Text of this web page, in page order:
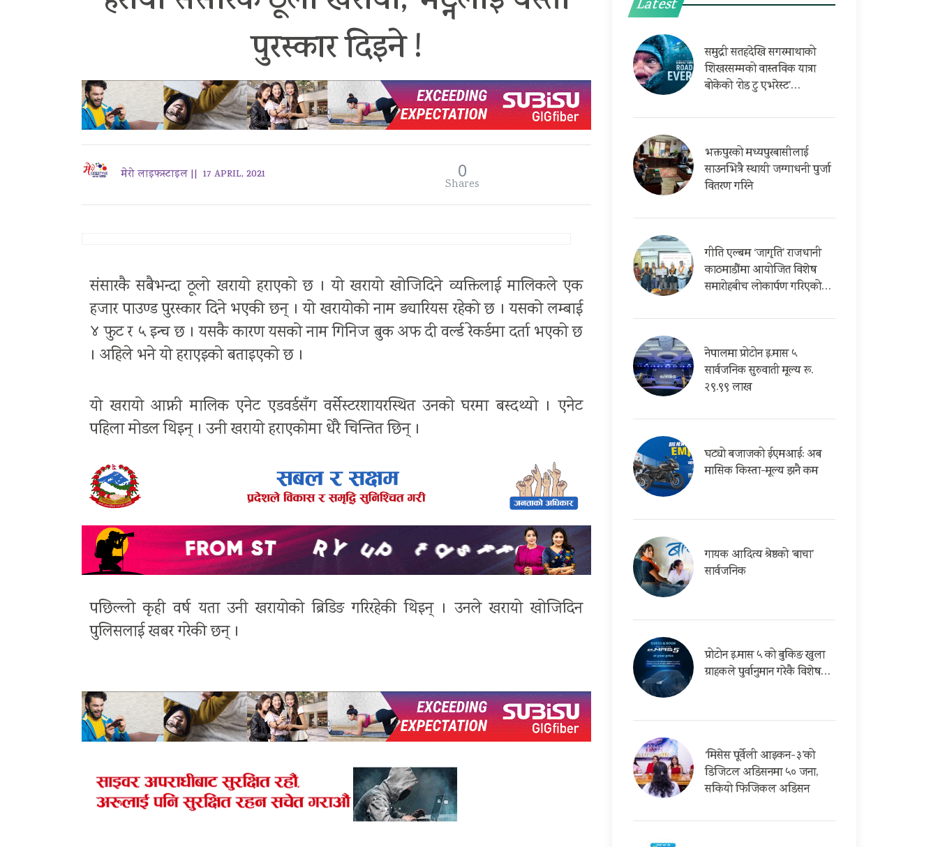
पुरस्कार दिइने !
मेरो लाइफस्टाइल || 17 APRIL, 2021 0
Shares
संसारकै सबैभन्दा ठूलो खरायो हराएको छ । यो खरायो खोजिदिने व्यक्तिलाई मालिकले एक
हजार पाउण्ड पुरस्कार दिने भएकी छन् । यो खरायोको नाम ड्यारियस रहेको छ । यसको लम्बाई
४ फुट र ५ इन्च छ । यसकै कारण यसको नाम गिनिज बुक अफ दी वर्ल्ड रेकर्डमा दर्ता भएको छ
। अहिले भने यो हराएइको बताइएको छ ।
यो खरायो आफ्नी मालिक एनेट एडवर्डसँग वर्सेस्टरशायरस्थित उनको घरमा बस्दथ्यो । एनेट
पहिला मोडल थिइन् । उनी खरायो हराएकोमा धेरै चिन्तित छिन् ।
पछिल्लो कृही वर्ष यता उनी खरायोको ब्रिडिङ गरिरहेकी थिइन् । उनले खरायो खोजिदिन
पुलिसलाई खबर गरेकी छन् ।
Latest
समुद्री सतहदेखि सगरमाथाको
शिखरसम्मको वास्तविक यात्रा
बोकेको ‘रोड टु एभरेस्ट’…
भक्तपुरको मध्यपुरबासीलाई
साउनभित्रै स्थायी जग्गाधनी पुर्जा
वितरण गरिने
गीति एल्बम ‘जागृति’ राजधानी
काठमाडौंमा आयोजित विशेष
समारोहबीच लोकार्पण गरिएको…
नेपालमा प्रोटोन इ.मास ५
सार्वजनिक सुरुवाती मूल्य रू.
२९.९९ लाख
घट्यो बजाजको ईएमआई: अब
मासिक किस्ता-मूल्य झनै कम
गायक आदित्य श्रेष्ठको ‘बाचा’
सार्वजनिक
प्रोटोन इ.मास ५ को बुकिङ खुला
ग्राहकले पुर्वानुमान गरेकै विशेष…
‘मिसेस पूर्वेली आइकन-३’को
डिजिटल अडिसनमा ५० जना,
सकियो फिजिकल अडिसन